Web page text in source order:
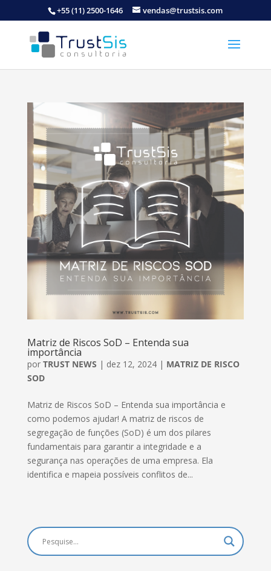
+55 (11) 2500-1646 vendas@trustsis.com
Matriz de Riscos SoD – Entenda sua
importância
por TRUST NEWS | dez 12, 2024| MATRIZ DE RISCO
SOD
Matriz de Riscos SoD – Entenda sua importância e
como podemos ajudar! A matriz de riscos de
segregação de funções (SoD) é um dos pilares
fundamentais para garantir a integridade e a
segurança nas operações de uma empresa. Ela
identifica e mapeia possíveis conflitos de...